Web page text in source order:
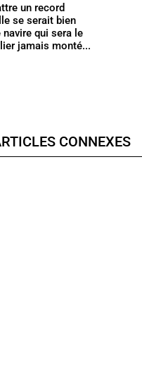
un record
se serait bien
qui sera le
jamais monté...
CONNEXES